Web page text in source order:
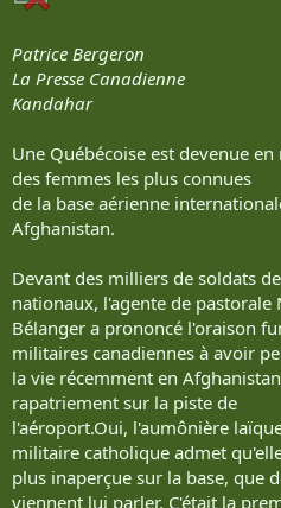
Patrice Bergeron
La Presse Canadienne
Kandahar
Une Québécoise est devenue
des femmes les plus connues
de la base aérienne
Afghanistan.
Devant des milliers de soldats
nationaux, l'agente de pastorale
Bélanger a prononcé l'oraison
militaires canadiennes à avoir
la vie récemment en
rapatriement sur la piste de
l'aéroport.Oui, l'aumônière
militaire catholique admet
plus inaperçue sur la base, que
viennent lui parler. C'était la